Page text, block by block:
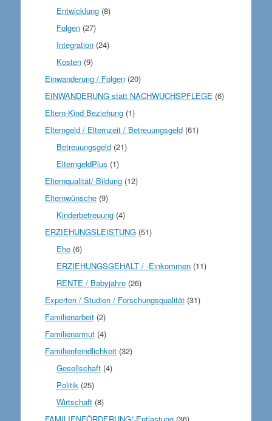
Entwicklung (8)
Folgen (27)
Integration (24)
Kosten (9)
Einwanderung / Folgen(20)
EINWANDERUNG statt NACHWUCHSPFLEGE (6)
Eltern-Kind Beziehung(1)
Elterngeld / Elternzeit / Betreuungsgeld(61)
Betreuungsgeld (21)
ElterngeldPlus (1)
Elternqualität/-Bildung(12)
Elternwünsche(9)
Kinderbetreuung (4)
ERZIEHUNGSLEISTUNG(51)
Ehe (6)
ERZIEHUNGSGEHALT / -Einkommen (11)
RENTE / Babyjahre (26)
Experten / Studien / Forschungsqualität(31)
Familienarbeit(2)
Familienarmut(4)
Familienfeindlichkeit(32)
Gesellschaft (4)
Politik (25)
Wirtschaft (8)